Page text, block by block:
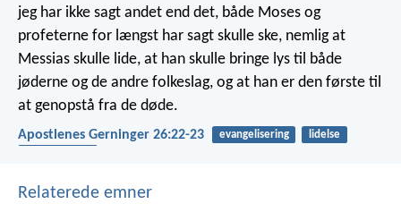
jeg har ikke sagt andet end det, både Moses og
profeterne for længst har sagt skulle ske, nemlig at
Messias skulle lide, at han skulle bringe lys til både
jøderne og de andre folkeslag, og at han er den første til
at genopstå fra de døde.
Apostlenes Gerninger 26:22-23 evangelisering
lidelse
Relaterede emner